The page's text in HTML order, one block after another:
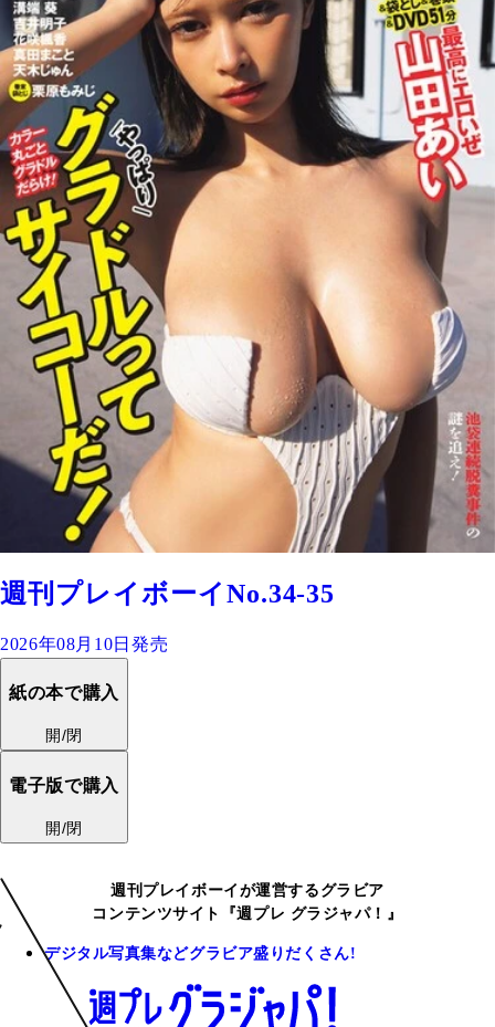
週刊プレイボーイNo.34-35
2026年08月10日発売
紙の本で購入
開/閉
電子版で購入
開/閉
週刊プレイボーイが運営するグラビア
コンテンツサイト『週プレ グラジャパ！』
デジタル写真集などグラビア盛りだくさん!